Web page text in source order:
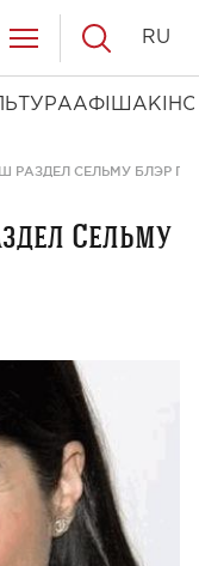
АФІША КІНО
RU
РАЗДЕЛ СЕЛЬМУ БЛЭР
Сельму